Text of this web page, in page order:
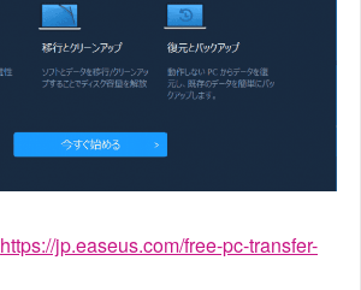
https://jp.easeus.com/free-pc-transfer-